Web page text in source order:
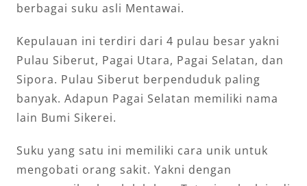
berbagai suku asli Mentawai.
Kepulauan ini terdiri dari 4 pulau besar yakni
Pulau Siberut, Pagai Utara, Pagai Selatan, dan
Sipora. Pulau Siberut berpenduduk paling
banyak. Adapun Pagai Selatan memiliki nama
lain Bumi Sikerei.
Suku yang satu ini memiliki cara unik untuk
mengobati orang sakit. Yakni dengan